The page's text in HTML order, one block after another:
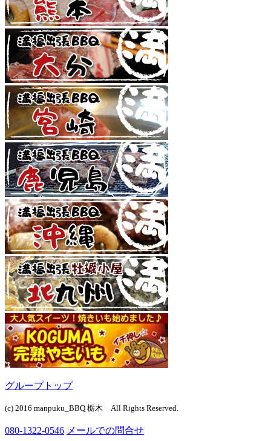
グループトップ
(c) 2016 manpuku_BBQ 栃木 All Rights Reserved.
080-1322-0546 メールでの問合せ